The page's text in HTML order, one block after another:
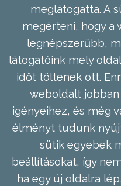
meglátogatta. A
megérteni, hogy a
legnépszerűbb,
látogatóink mely
időt töltenek ott.
weboldalt
igényeihez, és még
élményt tudunk
sütik egyebek
beállításokat, így
ha egy új oldalra